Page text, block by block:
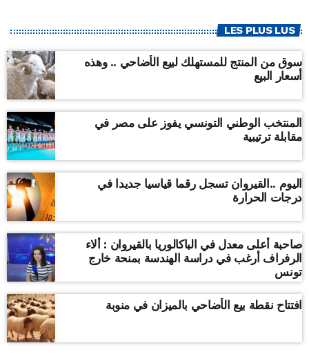
LES PLUS LUS
سوق من المنتج للمستهلك لبيع الأضاحي .. وهذه
أسعار البيع
المنتخب الوطني التونسي يفوز على مصر في
مقابلة ترتيبية
اليوم ..القيروان تسجل رقما قياسيا جديدا في
درجات الحرارة
صاحبة أعلى معدل في الباكالوريا بالقيروان : ألاء
الرفراف أرغب في دراسة الهندسة بمنحة خارج
تونس
افتتاح نقطة بيع الأضاحي بالميزان في منوبة